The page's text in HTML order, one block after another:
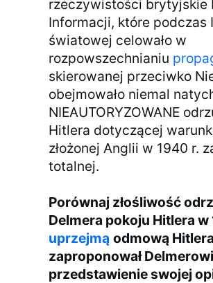
rzeczywistości brytyjskie
Informacji, które podczas
światowej celowało w
rozpowszechnianiu
skierowanej przeciwko
obejmowało niemal
NIEAUTORYZOWANE
Hitlera dotyczącej
złożonej Anglii w 1940 r.
totalnej.
Porównaj złośliwość
Delmera pokoju Hitlera w
uprzejmą odmową
zaproponował Delmerowi
przedstawienie swojej